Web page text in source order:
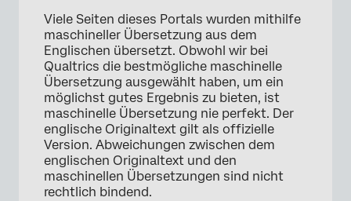
×
Viele Seiten dieses Portals wurden mithilfe
maschineller Übersetzung aus dem
Englischen übersetzt. Obwohl wir bei
Qualtrics die bestmögliche maschinelle
Übersetzung ausgewählt haben, um ein
möglichst gutes Ergebnis zu bieten, ist
maschinelle Übersetzung nie perfekt. Der
englische Originaltext gilt als offizielle
Version. Abweichungen zwischen dem
englischen Originaltext und den
maschinellen Übersetzungen sind nicht
rechtlich bindend.